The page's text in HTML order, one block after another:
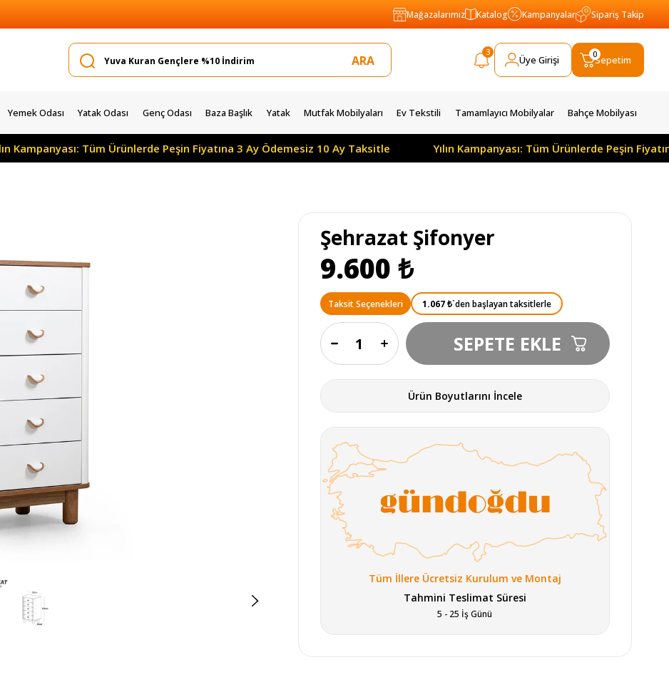
Mağazalarımız Katalog Kampanyalar Sipariş Takip
3
Üye Girişi Sepetim
0
Yemek Odası Yatak Odası Genç Odası Baza Başlık Yatak Mutfak Mobilyaları Ev Tekstili Tamamlayıcı Mobilyalar Bahçe Mobilyası
Kampanyası: Tüm Ürünlerde Peşin Fiyatına 3 Ay Ödemesiz 10 Ay Taksitle Yılın Kampanyası: Tüm Ürünlerde Peşin
Şehrazat Şifonyer
9.600 ₺
Taksit Seçenekleri 1.067 ₺`den başlayan taksitlerle
Ürün Boyutlarını İncele
Tüm İllere Ücretsiz Kurulum ve Montaj
Tahmini Teslimat Süresi
5 - 25 İş Günü